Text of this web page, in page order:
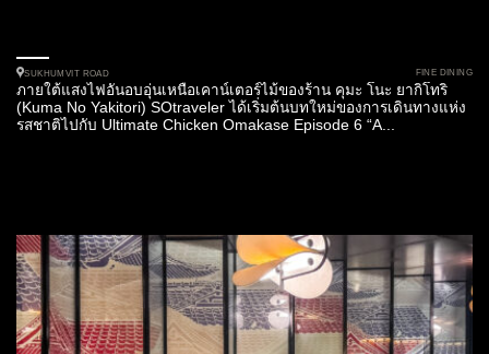
SUKHUMVIT ROAD FINE DINING
ภายใต้แสงไฟอันอบอุ่นเหนือเคาน์เตอร์ไม้ของร้าน คุมะ โนะ ยากิโทริ
(Kuma No Yakitori) SOtraveler ได้เริ่มต้นบทใหม่ของการเดินทางแห่ง
รสชาติไปกับ Ultimate Chicken Omakase Episode 6 “A...